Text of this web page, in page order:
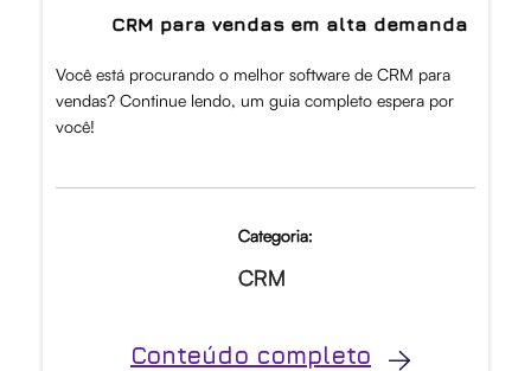
CRM para vendas em alta demanda
Você está procurando o melhor software de CRM para
vendas? Continue lendo, um guia completo espera por
você!
Categoria:
CRM
Conteúdo completo